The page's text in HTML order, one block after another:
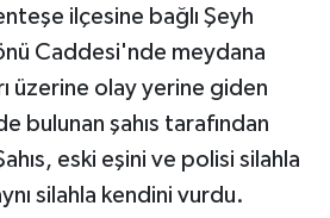
ilçesine bağlı Şeyh
Caddesi'nde meydana
üzerine olay yerine giden
bulunan şahıs tarafından
eski eşini ve polisi silahla
silahla kendini vurdu.